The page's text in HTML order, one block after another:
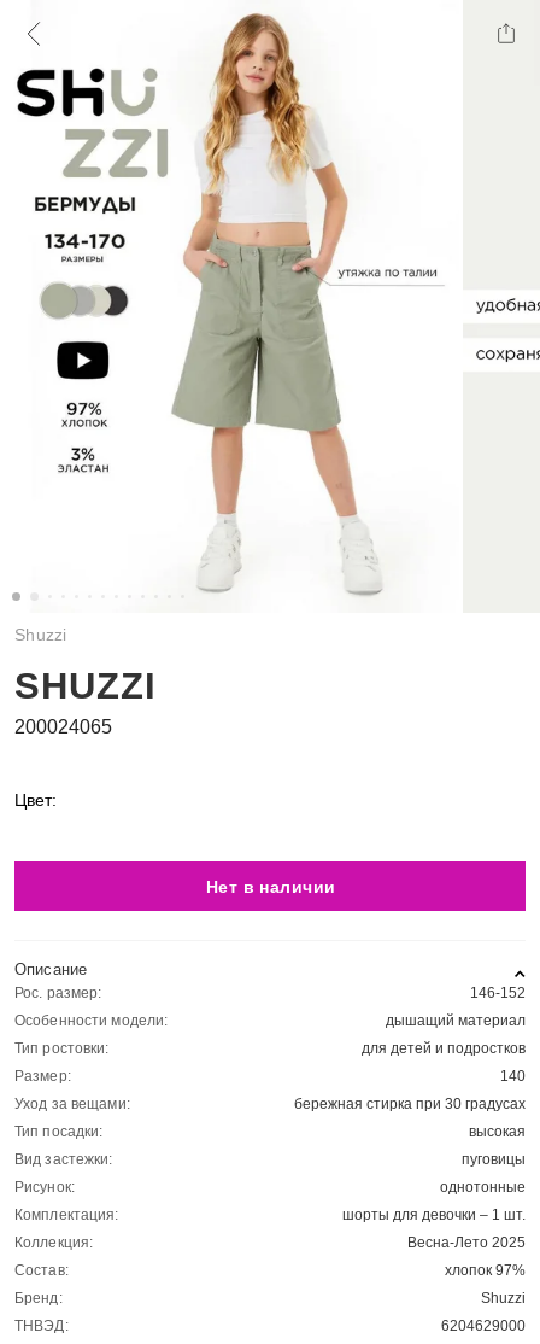
Shuzzi
SHUZZI
200024065
Цвет:
Нет в наличии
Описание
Рос. размер:
146-152
Особенности модели:
дышащий материал
Тип ростовки:
для детей и подростков
Размер:
140
Уход за вещами:
бережная стирка при 30 градусах
Тип посадки:
высокая
Вид застежки:
пуговицы
Рисунок:
однотонные
Комплектация:
шорты для девочки – 1 шт.
Коллекция:
Весна-Лето 2025
Состав:
хлопок 97%
Бренд:
Shuzzi
ТНВЭД:
6204629000